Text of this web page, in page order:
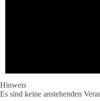
Hinweis
Es sind keine anstehenden